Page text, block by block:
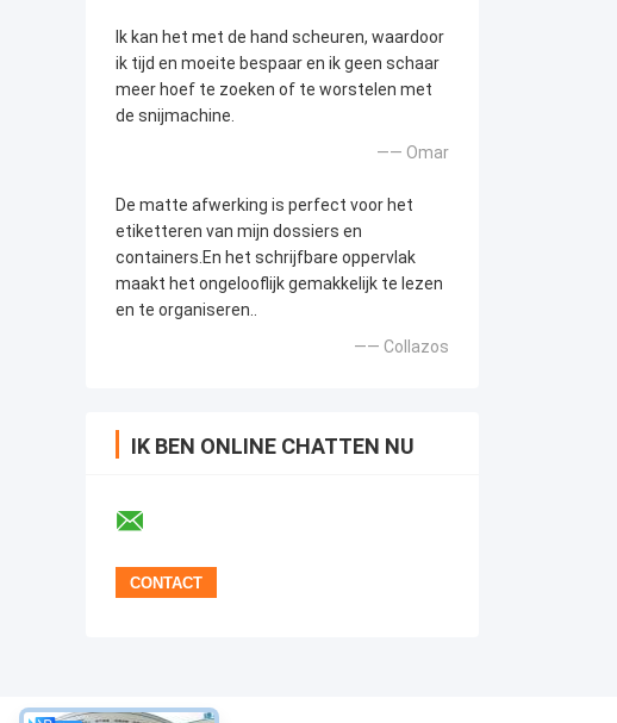
Ik kan het met de hand scheuren, waardoor
ik tijd en moeite bespaar en ik geen schaar
meer hoef te zoeken of te worstelen met
de snijmachine.
—— Omar
De matte afwerking is perfect voor het
etiketteren van mijn dossiers en
containers.En het schrijfbare oppervlak
maakt het ongelooflijk gemakkelijk te lezen
en te organiseren..
—— Collazos
IK BEN ONLINE CHATTEN NU